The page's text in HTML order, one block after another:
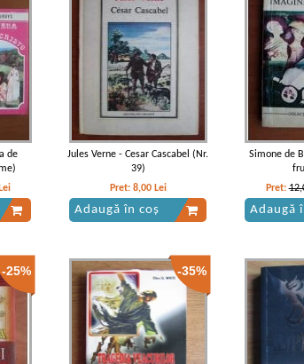
2)
de
Lei
Jules Verne - Cesar Cascabel (Nr.
39)
Pret: 8,00 Lei
Adaugă în coș
Simone de
Pret:
Adaugă
-25% -35%